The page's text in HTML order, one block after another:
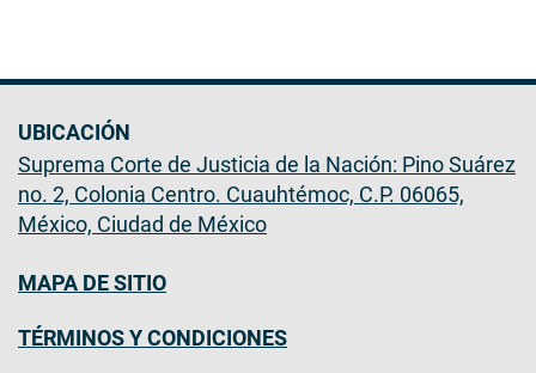
UBICACIÓN
Suprema Corte de Justicia de la Nación: Pino Suárez
no. 2, Colonia Centro. Cuauhtémoc, C.P. 06065,
México, Ciudad de México
MAPA DE SITIO
TÉRMINOS Y CONDICIONES